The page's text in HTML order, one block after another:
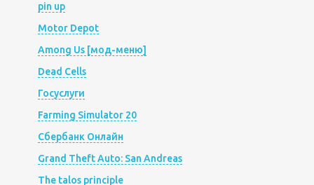
pin up
Motor Depot
Among Us [мод-меню]
Dead Cells
Госуслуги
Farming Simulator 20
Сбербанк Онлайн
Grand Theft Auto: San Andreas
The talos principle